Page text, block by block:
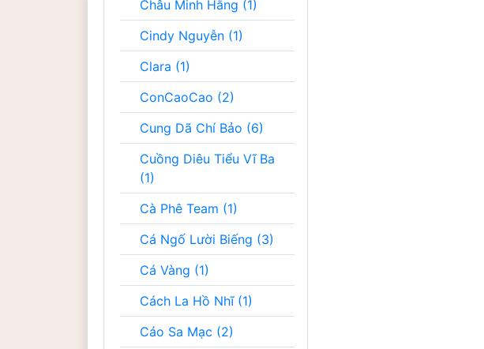
Châu Minh Hằng (1)
Cindy Nguyễn (1)
Clara (1)
ConCaoCao (2)
Cung Dã Chí Bảo (6)
Cuồng Diêu Tiểu Vĩ Ba
(1)
Cà Phê Team (1)
Cá Ngố Lười Biếng (3)
Cá Vàng (1)
Cách La Hồ Nhĩ (1)
Cáo Sa Mạc (2)